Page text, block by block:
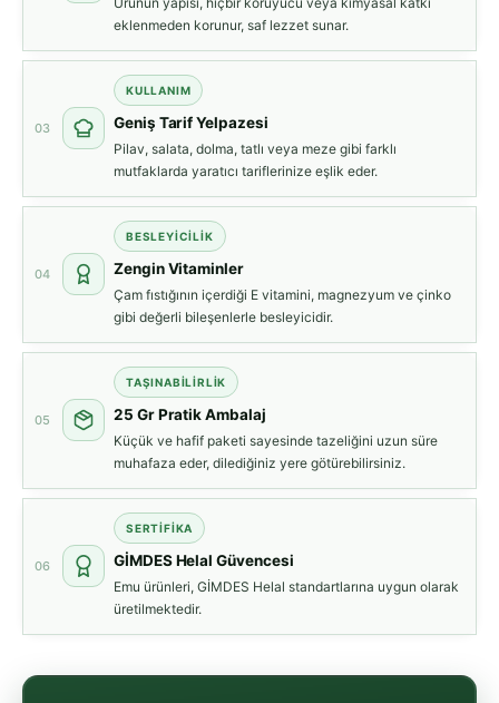
eklenmeden korunur, saf lezzet sunar.
03
KULLANIM
Geniş Tarif Yelpazesi
Pilav, salata, dolma, tatlı veya meze gibi farklı
mutfaklarda yaratıcı tariflerinize eşlik eder.
04
BESLEYİCİLİK
Zengin Vitaminler
Çam fıstığının içerdiği E vitamini, magnezyum ve çinko
gibi değerli bileşenlerle besleyicidir.
05
TAŞINABİLİRLİK
25 Gr Pratik Ambalaj
Küçük ve hafif paketi sayesinde tazeliğini uzun süre
muhafaza eder, dilediğiniz yere götürebilirsiniz.
06
SERTİFİKA
GİMDES Helal Güvencesi
Emu ürünleri, GİMDES Helal standartlarına uygun olarak
üretilmektedir.